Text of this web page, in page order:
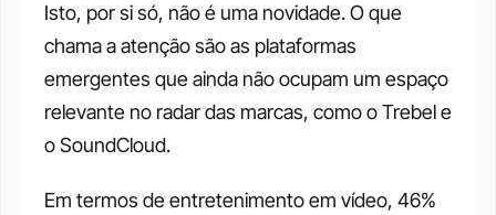
Isto, por si só, não é uma novidade. O que
chama a atenção são as plataformas
emergentes que ainda não ocupam um espaço
relevante no radar das marcas, como o Trebel e
o SoundCloud.
Em termos de entretenimento em vídeo, 46%